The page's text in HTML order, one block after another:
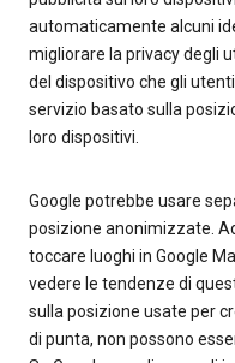
automaticamente alcuni
migliorare la privacy degli
del dispositivo che gli
servizio basato sulla
loro dispositivi.
Google potrebbe usare
posizione anonimizzate.
toccare luoghi in Google
vedere le tendenze di
sulla posizione usate per
di punta, non possono